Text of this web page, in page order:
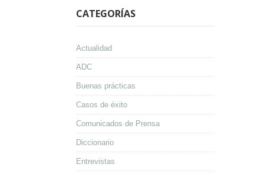
CATEGORÍAS
Actualidad
ADC
Buenas prácticas
Casos de éxito
Comunicados de Prensa
Diccionario
Entrevistas